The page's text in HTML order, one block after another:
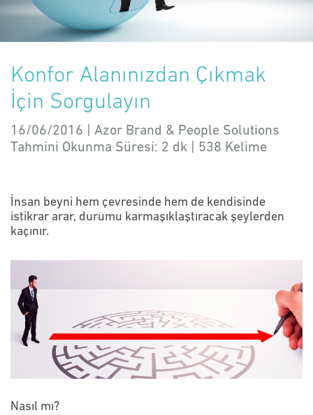
Konfor Alanınızdan Çıkmak
İçin Sorgulayın
16/06/2016 | Azor Brand & People Solutions
Tahmini Okunma Süresi: 2 dk 538 Kelime
İnsan beyni hem çevresinde hem de kendisinde
istikrar arar, durumu karmaşıklaştıracak şeylerden
kaçınır.
Nasıl mı?